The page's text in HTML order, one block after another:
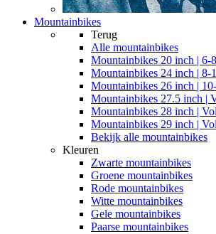
Mountainbikes
Terug
Alle mountainbikes
Mountainbikes 20 inch | 6-
Mountainbikes 24 inch | 8-
Mountainbikes 26 inch |
Mountainbikes 27.5 inch |
Mountainbikes 28 inch |
Mountainbikes 29 inch |
Bekijk alle mountainbikes
Kleuren
Zwarte mountainbikes
Groene mountainbikes
Rode mountainbikes
Witte mountainbikes
Gele mountainbikes
Paarse mountainbikes